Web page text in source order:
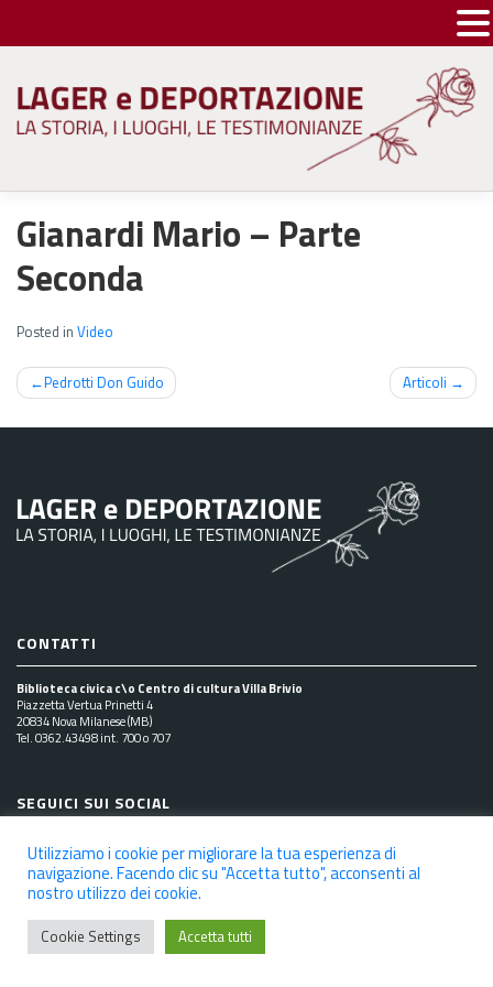
content
Gianardi Mario – Parte
Seconda
Posted in Video
Navigazione
articoli
Pedrotti Don Guido Articoli
CONTATTI
Biblioteca civica c\o Centro di cultura Villa Brivio
Piazzetta Vertua Prinetti 4
20834 Nova Milanese (MB)
Tel. 0362.43498 int. 700 o 707
SEGUICI SUI SOCIAL
DICHIARAZIONE DI ACCESSIBILITÀ
CREDITS
Utilizziamo i cookie per migliorare la tua esperienza di
navigazione. Facendo clic su "Accetta tutto", acconsenti al
nostro utilizzo dei cookie.
Cookie Settings Accetta tutti